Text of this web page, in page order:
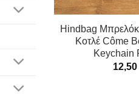
Hindbag
Κοτλέ Côme
Keychain
12,50